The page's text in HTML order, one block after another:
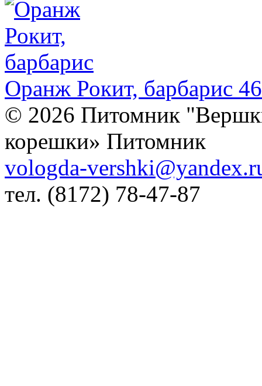
Оранж Рокит, барбарис
© 2026 Питомник
корешки» Питомник
vologda-
тел. (8172) 78-47-87